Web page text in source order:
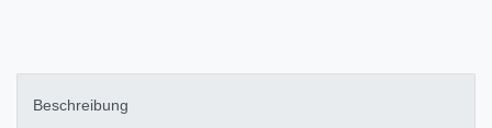
Beschreibung